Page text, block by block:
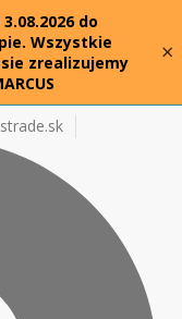
do
Wszystkie
zrealizujemy
×